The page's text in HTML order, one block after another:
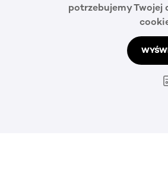
potrzebujemy